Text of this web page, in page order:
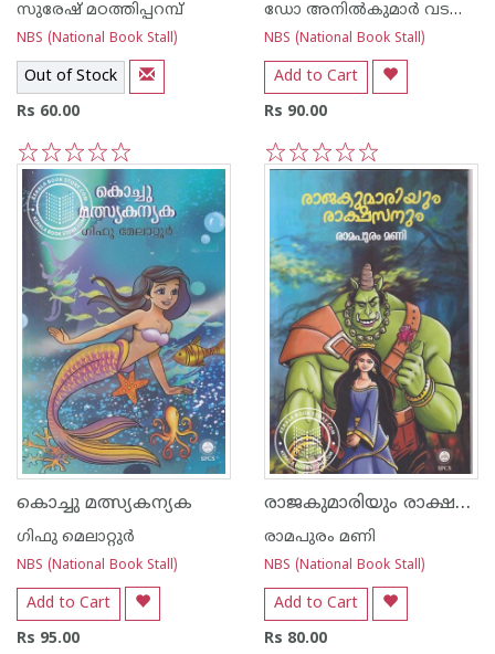
സുരേഷ് മഠത്തിപ്പറമ്പ്
NBS (National Book Stall)
Out of Stock
Rs 60.00
5
4
3
2
1
ഡോ അനില്‍കുമാര്‍ വടവാതൂര്‍
NBS (National Book Stall)
Add to Cart
Rs 90.00
5
4
3
2
1
കൊച്ചു മത്സ്യകന്യക
ഗിഫു മെലാറ്റുര്‍‌
NBS (National Book Stall)
Add to Cart
Rs 95.00
രാജകുമാരിയും രാക്ഷസനും
രാമപുരം മണി
NBS (National Book Stall)
Add to Cart
Rs 80.00